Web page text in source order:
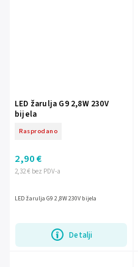
LED žarulja G9 2,8W 230V
bijela
Rasprodano
2,32 € bez PDV-a
2,90 €
Detalji
LED žarulja G9 2,8W 230V bijela